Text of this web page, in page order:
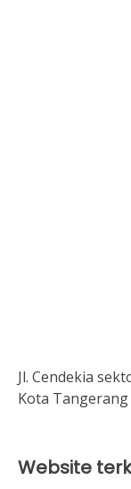
Jl. Cendekia
Kota
Website